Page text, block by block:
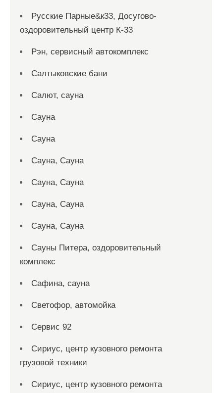
Русские Парные&к33, Досугово-
оздоровительный центр К-33
Рэн, сервисный автокомплекс
Салтыковские бани
Салют, сауна
Сауна
Сауна
Сауна, Сауна
Сауна, Сауна
Сауна, Сауна
Сауна, Сауна
Сауны Питера, оздоровительный
комплекс
Сафина, сауна
Светофор, автомойка
Сервис 92
Сириус, центр кузовного ремонта
грузовой техники
Сириус, центр кузовного ремонта